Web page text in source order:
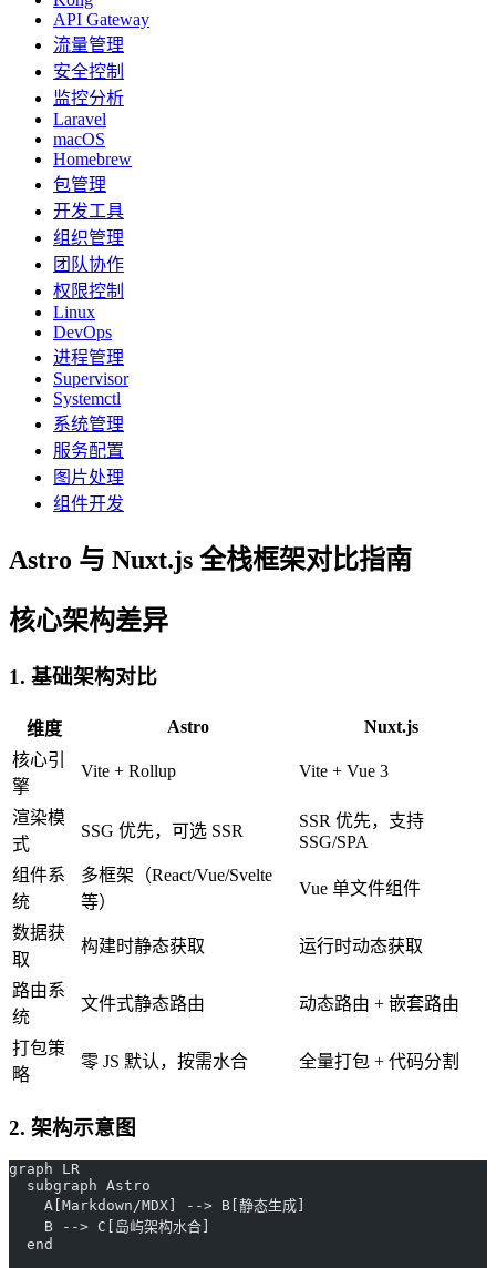
API Gateway
流量管理
安全控制
监控分析
Laravel
macOS
Homebrew
包管理
开发工具
组织管理
团队协作
权限控制
Linux
DevOps
进程管理
Supervisor
Systemctl
系统管理
服务配置
图片处理
组件开发
Astro 与 Nuxt.js 全栈框架对比指南
核心架构差异
1. 基础架构对比
维度 Astro
Nuxt.js
核心引
擎
Vite + Rollup Vite + Vue 3
渲染模
式
SSG 优先，可选 SSR
SSR 优先，支持
SSG/SPA
组件系
统
多框架（React/Vue/Svelte
等）
Vue 单文件组件
数据获
取
构建时静态获取 运行时动态获取
路由系
统
文件式静态路由 动态路由 + 嵌套路由
打包策
略
零 JS 默认，按需水合 全量打包 + 代码分割
2. 架构示意图
graph LR
  subgraph Astro
    A[Markdown/MDX] --> B[静态生成]
    B --> C[岛屿架构水合]
  end